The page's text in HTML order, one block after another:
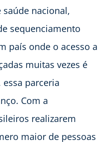
nacional,
sequenciamento
país onde o acesso a
muitas vezes é
parceria
Com a
realizarem
maior de pessoas